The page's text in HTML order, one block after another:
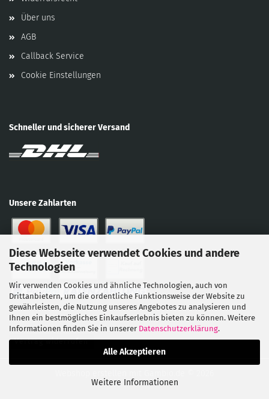
Diese Webseite verwendet Cookies und andere
Technologien
Wir verwenden Cookies und ähnliche Technologien, auch von
Drittanbietern, um die ordentliche Funktionsweise der Website zu
gewährleisten, die Nutzung unseres Angebotes zu analysieren und
Ihnen ein bestmögliches Einkaufserlebnis bieten zu können. Weitere
Informationen finden Sie in unserer Datenschutzerklärung.
Alle Akzeptieren
Weitere Informationen
Über uns
AGB
Callback Service
Cookie Einstellungen
Schneller und sicherer Versand
Unsere Zahlarten
Vertrag widerrufen